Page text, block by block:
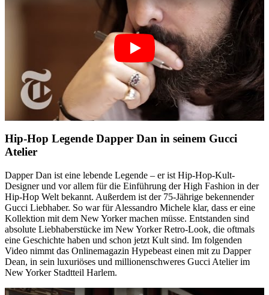
Hip-Hop Legende Dapper Dan in seinem Gucci
Atelier
Dapper Dan ist eine lebende Legende – er ist Hip-Hop-Kult-
Designer und vor allem für die Einführung der High Fashion in der
Hip-Hop Welt bekannt. Außerdem ist der 75-Jährige bekennender
Gucci Liebhaber. So war für Alessandro Michele klar, dass er eine
Kollektion mit dem New Yorker machen müsse. Entstanden sind
absolute Liebhaberstücke im New Yorker Retro-Look, die oftmals
eine Geschichte haben und schon jetzt Kult sind. Im folgenden
Video nimmt das Onlinemagazin Hypebeast einen mit zu Dapper
Dean, in sein luxuriöses und millionenschweres Gucci Atelier im
New Yorker Stadtteil Harlem.